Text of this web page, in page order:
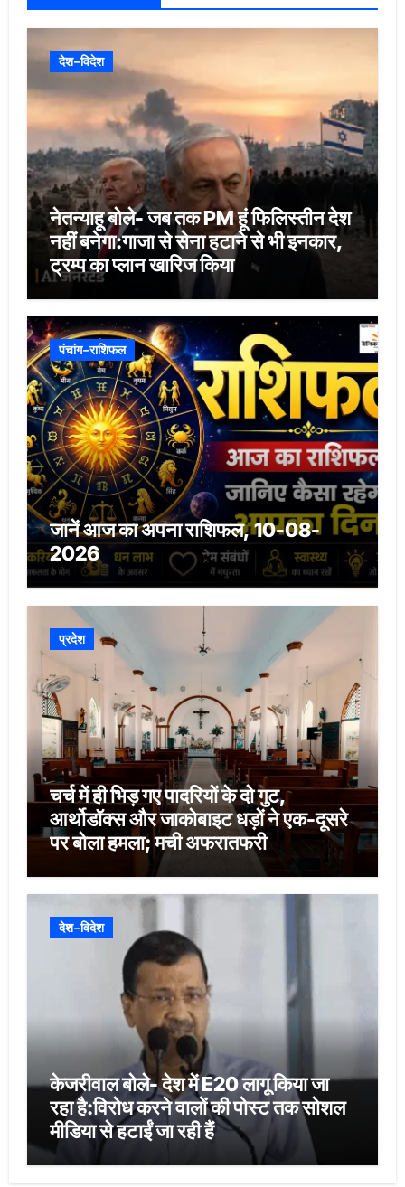
देश-विदेश
नेतन्याहू बोले- जब तक PM हूं फिलिस्तीन देश
नहीं बनेगा:गाजा से सेना हटाने से भी इनकार,
ट्रम्प का प्लान खारिज किया
पंचांग-राशिफल
जानें आज का अपना राशिफल, 10-08-
2026
प्रदेश
चर्च में ही भिड़ गए पादरियों के दो गुट,
आर्थोडॉक्स और जाकोबाइट धड़ों ने एक-दूसरे
पर बोला हमला; मची अफरातफरी
देश-विदेश
केजरीवाल बोले- देश में E20 लागू किया जा
रहा है:विरोध करने वालों की पोस्ट तक सोशल
मीडिया से हटाईं जा रही हैं